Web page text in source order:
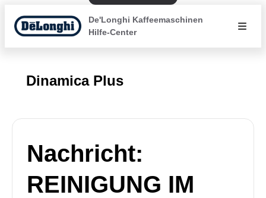
De'Longhi Kaffeemaschinen
Hilfe-Center
Dinamica Plus
Nachricht:
REINIGUNG IM